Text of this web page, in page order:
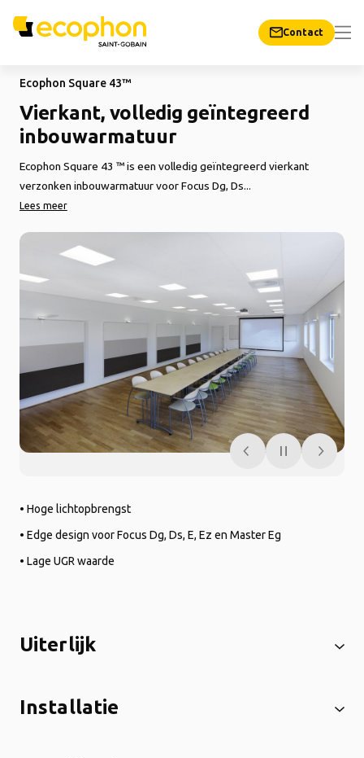
Contact
Ecophon Square 43™
Vierkant, volledig geïntegreerd
inbouwarmatuur
Ecophon Square 43 ™ is een volledig geïntegreerd vierkant
verzonken inbouwarmatuur voor Focus Dg, Ds...
Lees meer
• Hoge lichtopbrengst
• Edge design voor Focus Dg, Ds, E, Ez en Master Eg
• Lage UGR waarde
Uiterlijk
Installatie